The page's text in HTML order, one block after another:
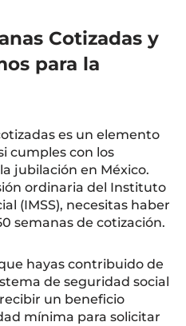
Cotizadas y
para la
es un elemento
cumples con los
jubilación en México.
ordinaria del Instituto
(IMSS), necesitas haber
semanas de cotización.
hayas contribuido de
de seguridad social
un beneficio
mínima para solicitar